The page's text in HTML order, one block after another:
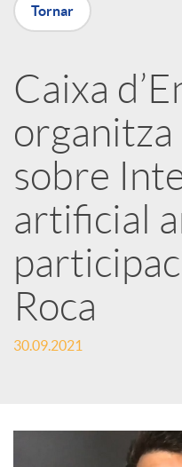
X
a
r
x
e
s
o
Tornar
Caixa
sobre
artificial
Roca
30.09.2021